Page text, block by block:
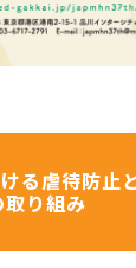
る虐待防止
取り組み